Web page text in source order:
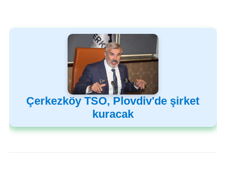
Çerkezköy TSO, Plovdiv'de şirket
kuracak